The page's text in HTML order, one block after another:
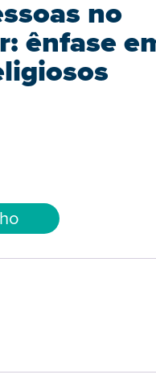
no
ênfase